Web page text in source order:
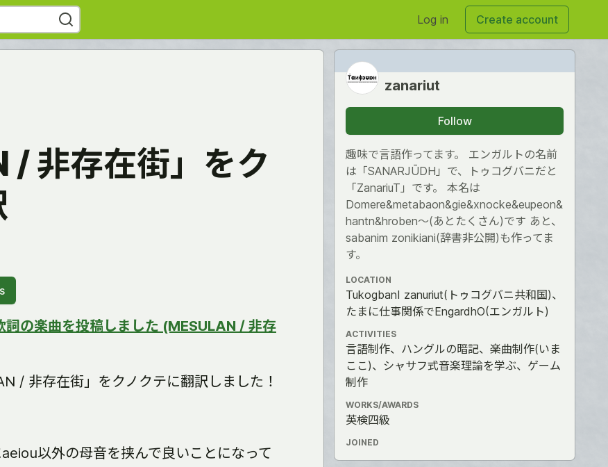
Log in Create account
/ 非存在街」をク
詞の楽曲を投稿しました (MESULAN / 非存
/ 非存在街」をクノクテに翻訳しました！
以外の母音を挟んで良いことになって
zanariut
Follow
趣味で言語作ってます。 エンガルトの名前
は「SANARJŪDH」で、トゥコグバニだと
「ZanariuT」です。 本名は
Domere&metabaon&gie&xnocke&eupeon&
hantn&hroben～(あとたくさん)です あと、
sabanim zonikiani(辞書非公開)も作ってま
す。
LOCATION
TukogbanI zanuriut(トゥコグバニ共和国)、
たまに仕事関係でEngardhO(エンガルト)
ACTIVITIES
言語制作、ハングルの暗記、楽曲制作(いま
ここ)、シャサフ式音楽理論を学ぶ、ゲーム
制作
WORKS/AWARDS
英検四級
JOINED